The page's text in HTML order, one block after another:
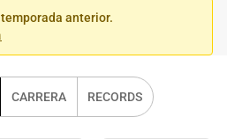
anterior.
CARRERA RECORDS